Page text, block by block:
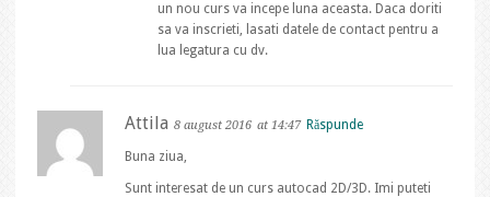
un nou curs va incepe luna aceasta. Daca doriti
sa va inscrieti, lasati datele de contact pentru a
lua legatura cu dv.
Attila 8 august 2016 at 14:47 Răspunde
Buna ziua,
Sunt interesat de un curs autocad 2D/3D. Imi puteti